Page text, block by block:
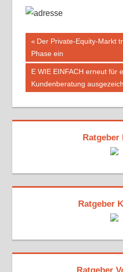
Vorheriger
Beitrag:
Der Private-Equity-Markt
Phase ein
Nächster
Beitrag:
E WIE EINFACH erneut für
Kundenberatung
Ratgeber
Ratgeber